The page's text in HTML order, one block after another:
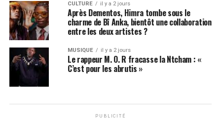
CULTURE il y a 2 jours
Après Dementos, Himra tombe sous le
charme de Bî Anka, bientôt une collaboration
entre les deux artistes ?
MUSIQUE il y a 2 jours
Le rappeur M. O. R fracasse la Ntcham : «
C’est pour les abrutis »
PUBLICITÉ